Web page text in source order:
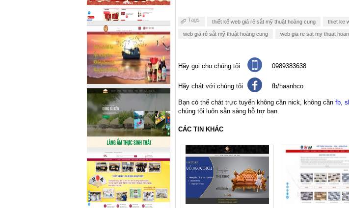
Tags thiết kế web giá rẻ sắt mỹ thuật hoàng cung thiet ke
web giá rẻ sắt mỹ thuật hoàng cung web gia re sat my thuat
Hãy gọi cho chúng tôi 0989383638
Hãy chát với chúng tôi fb/haanhco
Bạn có thể chát trực tuyến không cần nick, không cần fb,
chúng tôi luôn sẵn sàng hỗ trợ bạn.
CÁC TIN KHÁC